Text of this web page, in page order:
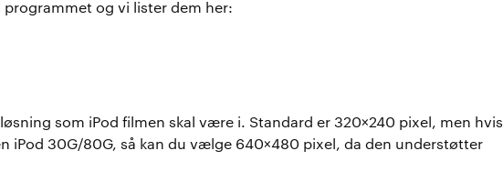
programmet og vi lister dem her:
som iPod filmen skal være i. Standard er 320×240 pixel, men hvis
iPod 30G/80G, så kan du vælge 640×480 pixel, da den understøtter